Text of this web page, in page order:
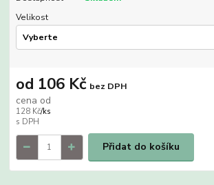
Velikost
cena od
128 Kč/ks
od 106 Kč bez DPH
Přidat do košíku